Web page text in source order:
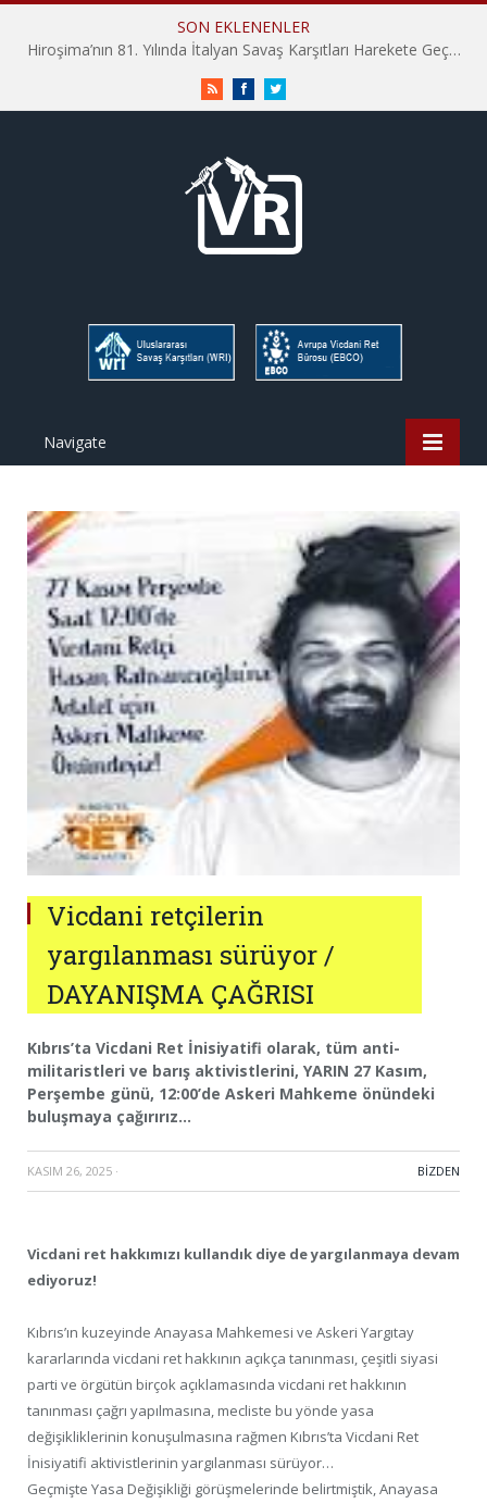
SON EKLENENLER
Hiroşima’nın 81. Yılında İtalyan Savaş Karşıtları Harekete Geçti: “Hatırlamak yeterli değil”
RSS FacebookTwitter
Navigate
Vicdani retçilerin
yargılanması sürüyor /
DAYANIŞMA ÇAĞRISI
Kıbrıs’ta Vicdani Ret İnisiyatifi olarak, tüm anti-
militaristleri ve barış aktivistlerini, YARIN 27 Kasım,
Perşembe günü, 12:00’de Askeri Mahkeme önündeki
buluşmaya çağırırız…
KASIM 26, 2025 · BIZDEN
Vicdani ret hakkımızı kullandık diye de yargılanmaya devam
ediyoruz!
Kıbrıs’ın kuzeyinde Anayasa Mahkemesi ve Askeri Yargıtay
kararlarında vicdani ret hakkının açıkça tanınması, çeşitli siyasi
parti ve örgütün birçok açıklamasında vicdani ret hakkının
tanınması çağrı yapılmasına, mecliste bu yönde yasa
değişikliklerinin konuşulmasına rağmen Kıbrıs’ta Vicdani Ret
İnisiyatifi aktivistlerinin yargılanması sürüyor…
Geçmişte Yasa Değişikliği görüşmelerinde belirtmiştik, Anayasa